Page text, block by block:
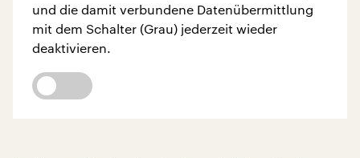
und die damit verbundene Datenübermittlung
mit dem Schalter (Grau) jederzeit wieder
deaktivieren.